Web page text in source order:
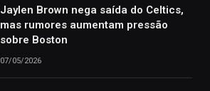
Jaylen Brown nega saída do Celtics,
mas rumores aumentam pressão
sobre Boston
07/05/2026